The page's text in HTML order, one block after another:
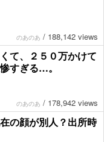
のあのあ / 188,142 views
て、２５０万かけて
すぎる…。
のあのあ / 178,942 views
の顔が別人？出所時